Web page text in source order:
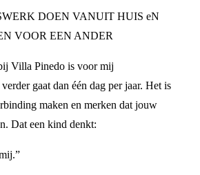
DOEN VANUIT HUIS eN
VOOR EEN ANDER
Villa Pinedo is voor mij
gaat dan één dag per jaar. Het is
maken en merken dat jouw
Dat een kind denkt: